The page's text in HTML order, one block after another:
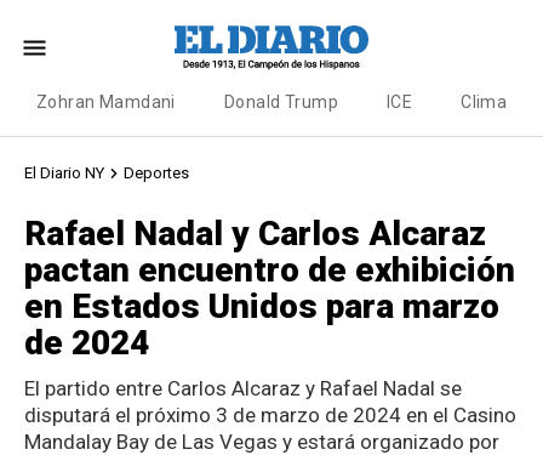
Zohran Mamdani Donald Trump ICE Clima
El Diario NY Deportes
Rafael Nadal y Carlos Alcaraz
pactan encuentro de exhibición
en Estados Unidos para marzo
de 2024
El partido entre Carlos Alcaraz y Rafael Nadal se
disputará el próximo 3 de marzo de 2024 en el Casino
Mandalay Bay de Las Vegas y estará organizado por